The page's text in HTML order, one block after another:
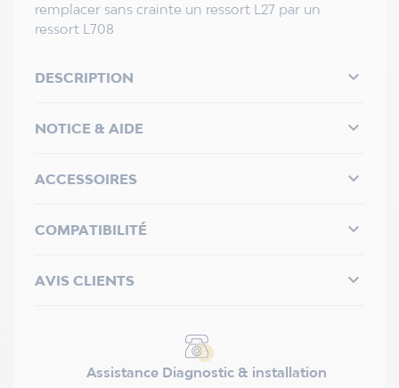
remplacer sans crainte un ressort L27 par un
ressort L708
DESCRIPTION 
NOTICE & AIDE 
ACCESSOIRES 
COMPATIBILITÉ 
AVIS CLIENTS 
Assistance Diagnostic & installation